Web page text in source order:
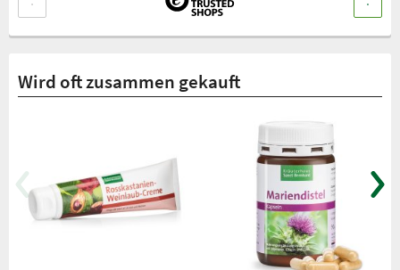
Wird oft zusammen gekauft